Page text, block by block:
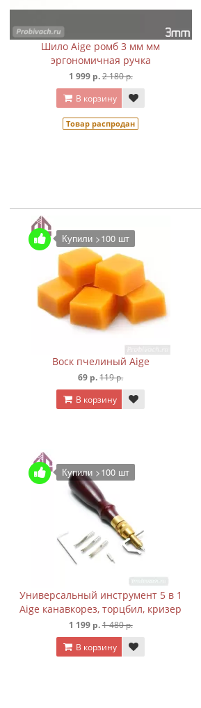
Шило Aige ромб 3 мм мм
эргономичная ручка
1 999 р.2 180 р.
В корзину
Товар распродан
Купили >100 шт
Воск пчелиный Aige
69 р. 119 р.
В корзину
Купили >100 шт
Универсальный инструмент 5 в 1
Aige канавкорез, торцбил, кризер
1 199 р.1 480 р.
В корзину